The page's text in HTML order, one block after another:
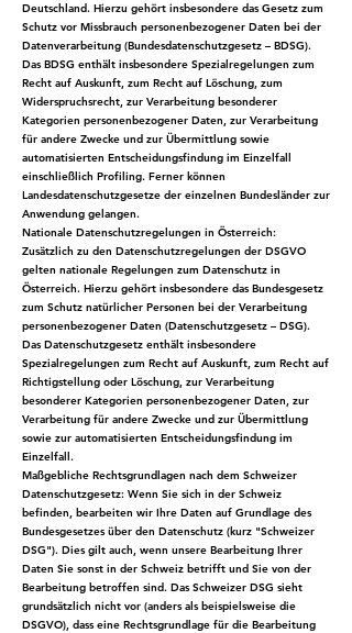
Deutschland. Hierzu gehört insbesondere das Gesetz zum
Schutz vor Missbrauch personenbezogener Daten bei der
Datenverarbeitung (Bundesdatenschutzgesetz – BDSG).
Das BDSG enthält insbesondere Spezialregelungen zum
Recht auf Auskunft, zum Recht auf Löschung, zum
Widerspruchsrecht, zur Verarbeitung besonderer
Kategorien personenbezogener Daten, zur Verarbeitung
für andere Zwecke und zur Übermittlung sowie
automatisierten Entscheidungsfindung im Einzelfall
einschließlich Profiling. Ferner können
Landesdatenschutzgesetze der einzelnen Bundesländer zur
Anwendung gelangen.
Nationale Datenschutzregelungen in Österreich:
Zusätzlich zu den Datenschutzregelungen der DSGVO
gelten nationale Regelungen zum Datenschutz in
Österreich. Hierzu gehört insbesondere das Bundesgesetz
zum Schutz natürlicher Personen bei der Verarbeitung
personenbezogener Daten (Datenschutzgesetz – DSG).
Das Datenschutzgesetz enthält insbesondere
Spezialregelungen zum Recht auf Auskunft, zum Recht auf
Richtigstellung oder Löschung, zur Verarbeitung
besonderer Kategorien personenbezogener Daten, zur
Verarbeitung für andere Zwecke und zur Übermittlung
sowie zur automatisierten Entscheidungsfindung im
Einzelfall.
Maßgebliche Rechtsgrundlagen nach dem Schweizer
Datenschutzgesetz: Wenn Sie sich in der Schweiz
befinden, bearbeiten wir Ihre Daten auf Grundlage des
Bundesgesetzes über den Datenschutz (kurz "Schweizer
DSG"). Dies gilt auch, wenn unsere Bearbeitung Ihrer
Daten Sie sonst in der Schweiz betrifft und Sie von der
Bearbeitung betroffen sind. Das Schweizer DSG sieht
grundsätzlich nicht vor (anders als beispielsweise die
DSGVO), dass eine Rechtsgrundlage für die Bearbeitung